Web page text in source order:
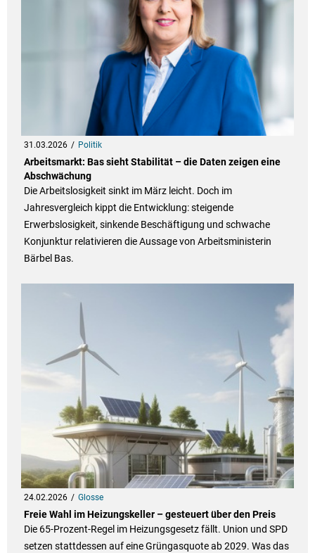
31.03.2026 Politik
Arbeitsmarkt: Bas sieht Stabilität – die Daten zeigen eine
Abschwächung
Die Arbeitslosigkeit sinkt im März leicht. Doch im
Jahresvergleich kippt die Entwicklung: steigende
Erwerbslosigkeit, sinkende Beschäftigung und schwache
Konjunktur relativieren die Aussage von Arbeitsministerin
Bärbel Bas.
24.02.2026 Glosse
Freie Wahl im Heizungskeller – gesteuert über den Preis
Die 65-Prozent-Regel im Heizungsgesetz fällt. Union und SPD
setzen stattdessen auf eine Grüngasquote ab 2029. Was das